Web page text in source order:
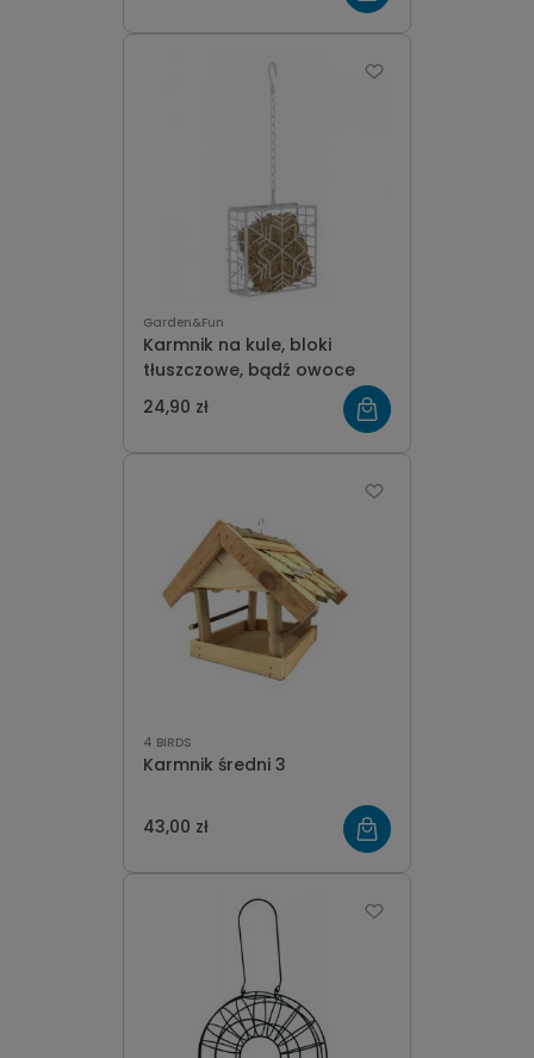
Garden&Fun
Karmnik na kule, bloki
tłuszczowe, bądź owoce
24,90 zł
4 BIRDS
Karmnik średni 3
43,00 zł